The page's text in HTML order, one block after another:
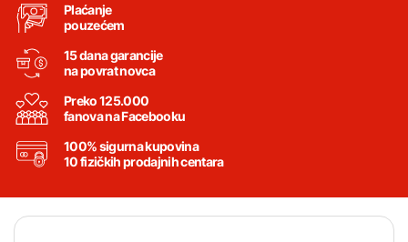
Plaćanje
pouzećem
15 dana garancije
na povrat novca
Preko 125.000
fanova na Facebooku
100% sigurna kupovina
10 fizičkih prodajnih centara